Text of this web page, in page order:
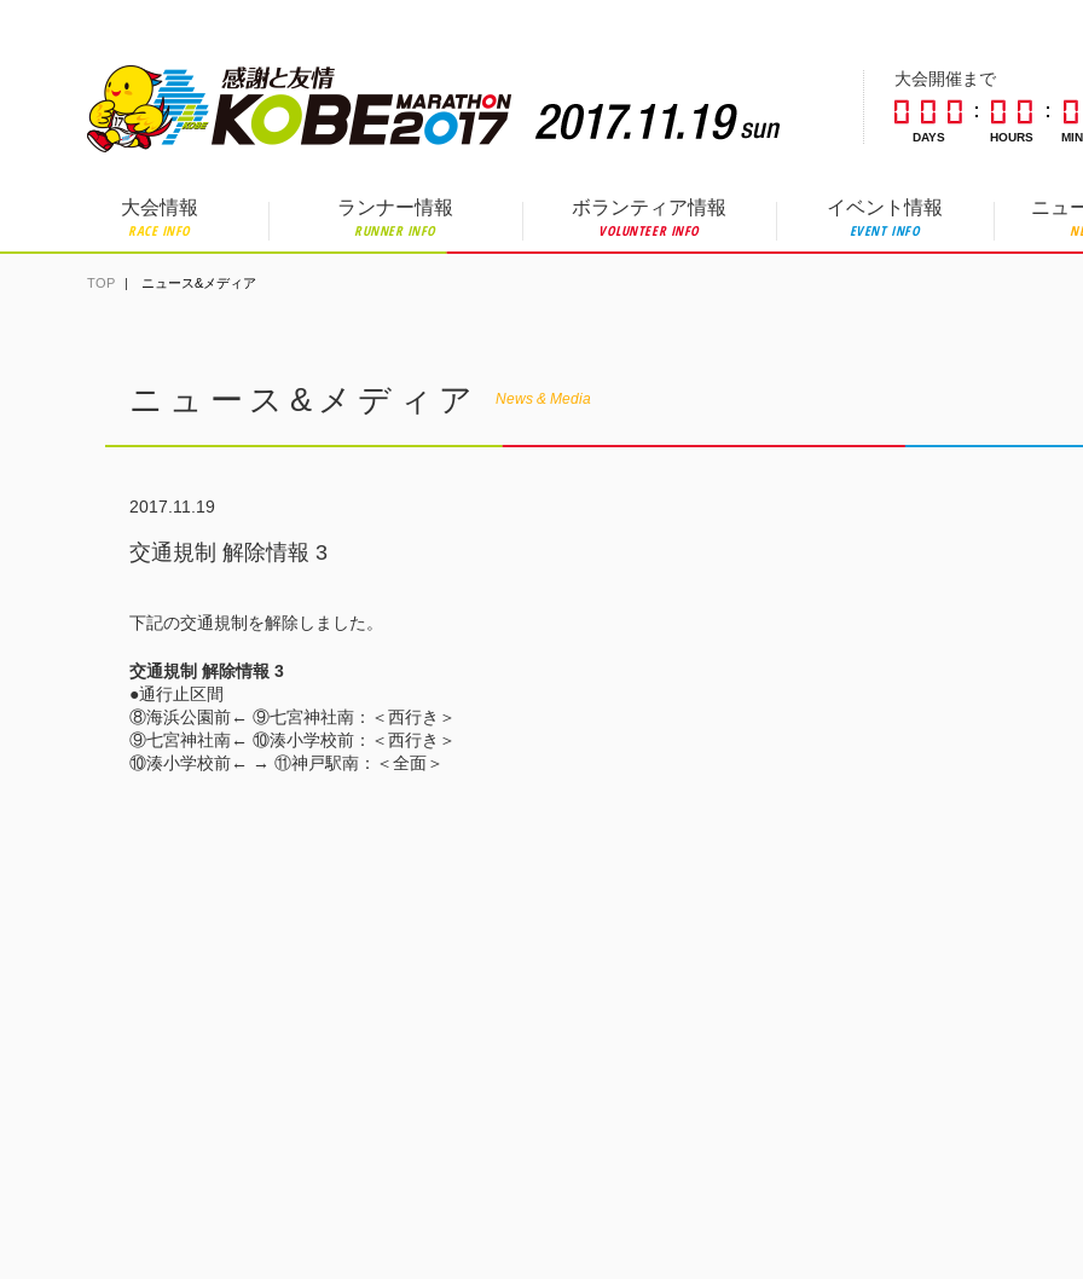
大会開催まで
DAYS HOURS
大会情報
RACE INFO
ランナー情報
RUNNER INFO
ボランティア情報
VOLUNTEER INFO
イベント情報
EVENT INFO
ニュ
TOP ニュース&メディア
ニュース&メディア News & Media
2017.11.19
交通規制 解除情報 3
下記の交通規制を解除しました。
交通規制 解除情報 3
●通行止区間
⑧海浜公園前← ⑨七宮神社南：＜西行き＞
⑨七宮神社南← ⑩湊小学校前：＜西行き＞
⑩湊小学校前← → ⑪神戸駅南：＜全面＞